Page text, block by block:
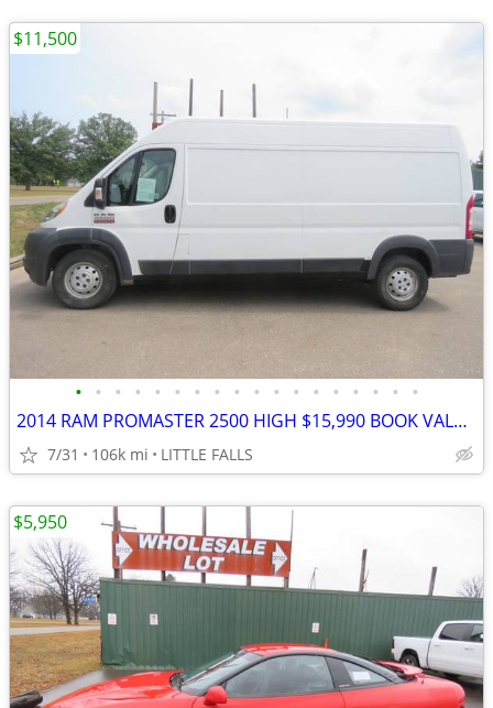
• • • • • • • • • • • • • • • • • •
2014 RAM PROMASTER 2500 HIGH $15,990 BOOK VALUE EXCELLENT CONDITION!!!
7/31 106k mi LITTLE FALLS
$11,500
$5,950